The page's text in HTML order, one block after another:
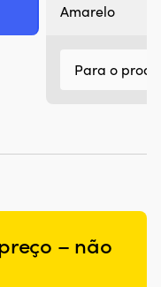
Amarelo
Para o
– não